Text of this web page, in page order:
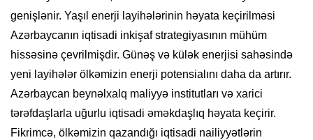
genişlənir. Yaşıl enerji layihələrinin həyata keçirilməsi
Azərbaycanın iqtisadi inkişaf strategiyasının mühüm
hissəsinə çevrilmişdir. Günəş və külək enerjisi sahəsində
yeni layihələr ölkəmizin enerji potensialını daha da artırır.
Azərbaycan beynəlxalq maliyyə institutları və xarici
tərəfdaşlarla uğurlu iqtisadi əməkdaşlıq həyata keçirir.
Fikrimcə, ölkəmizin qazandığı iqtisadi nailiyyətlərin